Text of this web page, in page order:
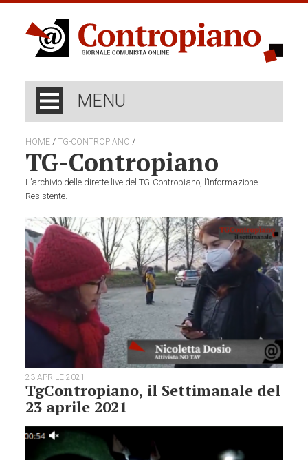
MENU
HOME /TG-CONTROPIANO /
TG-Contropiano
L’archivio delle dirette live del TG-Contropiano, l’Informazione
Resistente.
23 APRILE 2021
TgContropiano, il Settimanale del
23 aprile 2021